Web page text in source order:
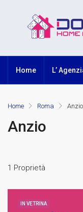
Home L’
Home Roma Anzio
Anzio
1 Proprietà
IN VETRINA